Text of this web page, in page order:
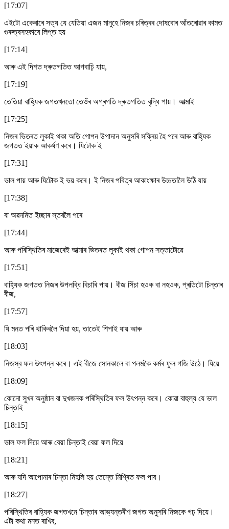
[17:07]
এইটো একেবাৰে সত্য যে যেতিয়া এজন মানুহে নিজৰ চৰিত্ৰৰ দোষবোৰ আঁতৰোৱাৰ কামত
গুৰুত্বসহকাৰে লিপ্ত হয়
[17:14]
আৰু এই দিশত দ্ৰুতগতিত আগবাঢ়ি যায়,
[17:19]
তেতিয়া বাহ্যিক জগতখনতো তেওঁৰ অগ্ৰগতি দ্ৰুতগতিত বৃদ্ধি পায়। আত্মাই
[17:25]
নিজৰ ভিতৰত লুকাই থকা অতি গোপন উপাদান অনুসৰি সক্ৰিয় হৈ পৰে আৰু বাহ্যিক
জগতত ইয়াক আকৰ্ষণ কৰে। যিটোক ই
[17:31]
ভাল পায় আৰু যিটোক ই ভয় কৰে। ই নিজৰ পবিত্ৰ আকাংক্ষাৰ উচ্চতালৈ উঠি যায়
[17:38]
বা অৱনমিত ইচ্ছাৰ স্তৰলৈ পৰে
[17:44]
আৰু পৰিস্থিতিৰ মাজেৰেই আত্মাৰ ভিতৰত লুকাই থকা গোপন সত্তাটোৱে
[17:51]
বাহ্যিক জগতত নিজৰ উপলব্ধি বিচাৰি পায়। বীজ সিঁচা হওক বা নহওক, প্ৰতিটো চিন্তাৰ
বীজ,
[17:57]
যি মনত পৰি থাকিবলৈ দিয়া হয়, তাতেই শিপাই যায় আৰু
[18:03]
নিজস্ব ফল উৎপন্ন কৰে। এই বীজে সোনকালে বা পলমকৈ কৰ্মৰ ফুল গজি উঠে। যিয়ে
[18:09]
কোনো সুখৰ অনুষ্ঠান বা দুখজনক পৰিস্থিতিৰ ফল উৎপন্ন কৰে। কোৱা বাহুল্য যে ভাল
চিন্তাই
[18:15]
ভাল ফল দিয়ে আৰু বেয়া চিন্তাই বেয়া ফল দিয়ে
[18:21]
আৰু যদি আপোনাৰ চিন্তা মিহলি হয় তেন্তে মিশ্ৰিত ফল পাব।
[18:27]
পৰিস্থিতিৰ বাহ্যিক জগতখনে চিন্তাৰ আভ্যন্তৰীণ জগত অনুসৰি নিজকে গঢ় দিয়ে।
এটা কথা মনত ৰাখিব,